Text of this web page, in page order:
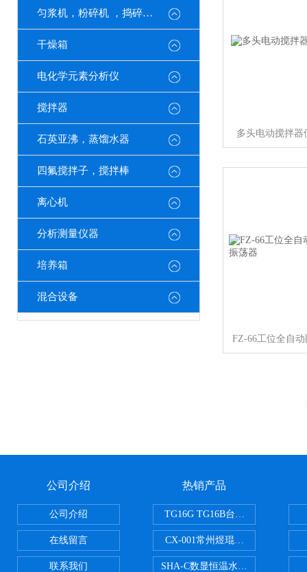
匀浆机，粉碎机 ，捣碎机，
干燥箱
电化学元素分析仪
搅拌器
石英亚沸，蒸馏水器
四氟搅拌子，搅拌棒
离心机
分析测量仪器
培养箱
混合设备
多头电动搅拌器
公司介绍
公司介绍
在线留言
联系我们
热销产品
TG16G TG16B台式高速离心机
CX-001常州煜琨电热铝块加热器
SHA-C数显恒温水浴振荡器往复